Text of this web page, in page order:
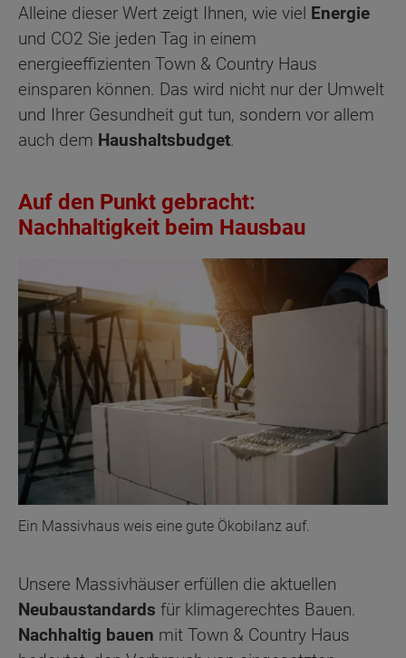
Alleine dieser Wert zeigt Ihnen, wie viel Energie
und CO2 Sie jeden Tag in einem
energieeffizienten Town & Country Haus
einsparen können. Das wird nicht nur der Umwelt
und Ihrer Gesundheit gut tun, sondern vor allem
auch dem Haushaltsbudget.
Auf den Punkt gebracht:
Nachhaltigkeit beim Hausbau
Ein Massivhaus weis eine gute Ökobilanz auf.
Unsere Massivhäuser erfüllen die aktuellen
Neubaustandards für klimagerechtes Bauen.
Nachhaltig bauen mit Town & Country Haus